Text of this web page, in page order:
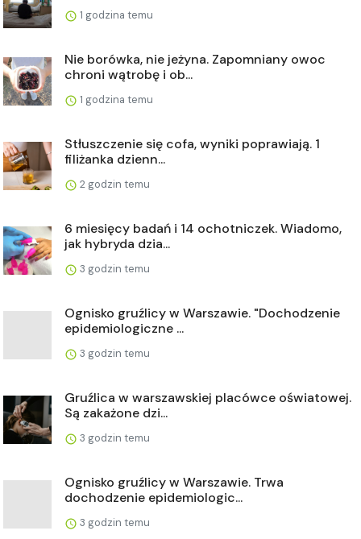
1 godzina temu
Nie borówka, nie jeżyna. Zapomniany owoc
chroni wątrobę i ob...
1 godzina temu
Stłuszczenie się cofa, wyniki poprawiają. 1
filiżanka dzienn...
2 godzin temu
6 miesięcy badań i 14 ochotniczek. Wiadomo,
jak hybryda dzia...
3 godzin temu
Ognisko gruźlicy w Warszawie. "Dochodzenie
epidemiologiczne ...
3 godzin temu
Gruźlica w warszawskiej placówce oświatowej.
Są zakażone dzi...
3 godzin temu
Ognisko gruźlicy w Warszawie. Trwa
dochodzenie epidemiologic...
3 godzin temu